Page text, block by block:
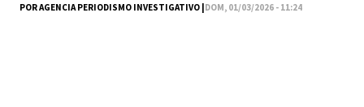
POR AGENCIA PERIODISMO INVESTIGATIVO |DOM, 01/03/2026 - 11:24